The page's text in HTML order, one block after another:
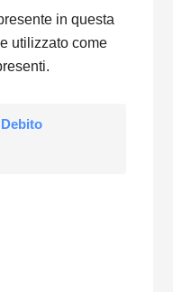
in questa
utilizzato come